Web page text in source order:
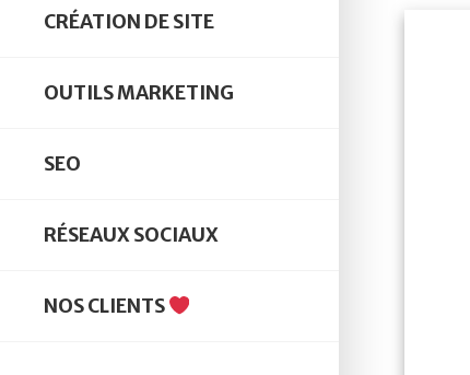
CRÉATION DE SITE
OUTILS MARKETING
SEO
RÉSEAUX SOCIAUX
NOS CLIENTS